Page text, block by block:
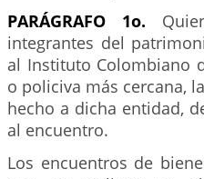
PARÁGRAFO 1o.
integrantes del
al Instituto Colombiano
o policiva más cercana,
hecho a dicha entidad,
al encuentro.
Los encuentros de